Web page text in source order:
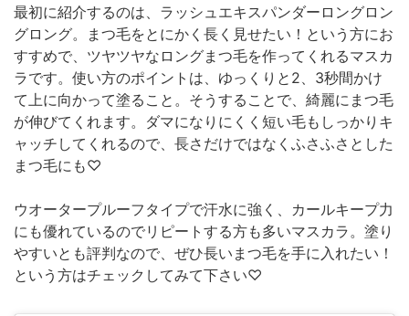
最初に紹介するのは、ラッシュエキスパンダーロングロン
グロング。まつ毛をとにかく長く見せたい！という方にお
すすめで、ツヤツヤなロングまつ毛を作ってくれるマスカ
ラです。使い方のポイントは、ゆっくりと2、3秒間かけ
て上に向かって塗ること。そうすることで、綺麗にまつ毛
が伸びてくれます。ダマになりにくく短い毛もしっかりキ
ャッチしてくれるので、長さだけではなくふさふさとした
まつ毛にも♡
ウオータープルーフタイプで汗水に強く、カールキープ力
にも優れているのでリピートする方も多いマスカラ。塗り
やすいとも評判なので、ぜひ長いまつ毛を手に入れたい！
という方はチェックしてみて下さい♡